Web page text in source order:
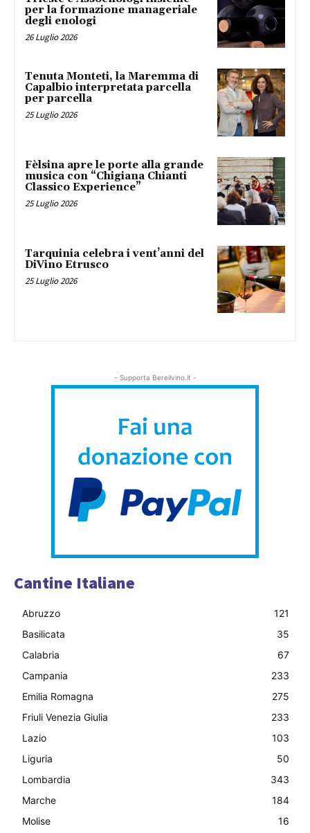
per la formazione manageriale
degli enologi
26 Luglio 2026
Tenuta Monteti, la Maremma di
Capalbio interpretata parcella
per parcella
25 Luglio 2026
Fèlsina apre le porte alla grande
musica con “Chigiana Chianti
Classico Experience”
25 Luglio 2026
Tarquinia celebra i vent’anni del
DiVino Etrusco
25 Luglio 2026
- Supporta Bereilvino.it -
Cantine Italiane
Abruzzo
121
Basilicata
35
Calabria
67
Campania
233
Emilia Romagna
275
Friuli Venezia Giulia
233
Lazio
103
Liguria
50
Lombardia
343
Marche
184
Molise
16